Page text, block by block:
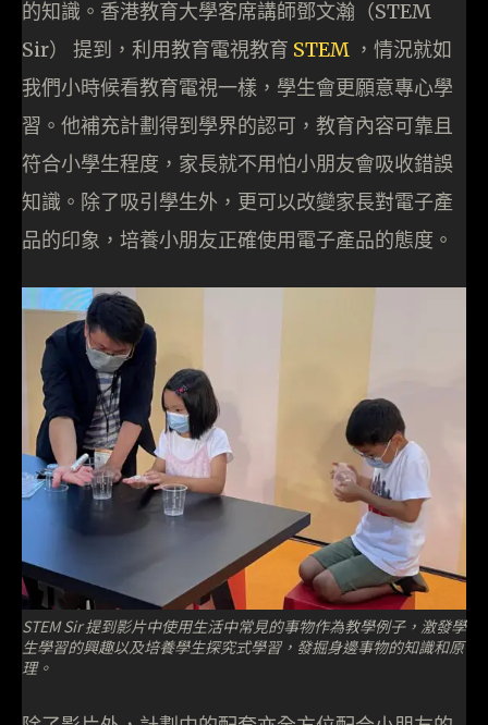
的知識。香港教育大學客席講師鄧文瀚（STEM
Sir） 提到，利用教育電視教育 STEM ，情況就如
我們小時候看教育電視一樣，學生會更願意專心學
習。他補充計劃得到學界的認可，教育內容可靠且
符合小學生程度，家長就不用怕小朋友會吸收錯誤
知識。除了吸引學生外，更可以改變家長對電子產
品的印象，培養小朋友正確使用電子產品的態度。
STEM Sir 提到影片中使用生活中常見的事物作為教學例子，激發學
生學習的興趣以及培養學生探究式學習，發掘身邊事物的知識和原
理。